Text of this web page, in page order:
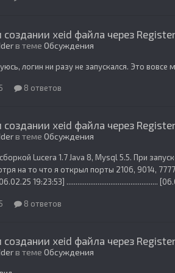
xeid файла через
в теме Обсуждения
логин ни разу не запускался. Это
8 ответов
xeid файла через
в теме Обсуждения
Lucera 1.7 Java 8, Mysql 5.5. При
на то что я открыл порты 2106, 9014,
19:23:53] ..................................................
8 ответов
xeid файла через
в теме Обсуждения